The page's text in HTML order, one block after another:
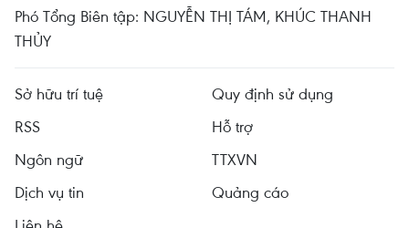
Phó Tổng Biên tập: NGUYỄN THỊ TÁM, KHÚC THANH
THỦY
Sở hữu trí tuệ
Quy định sử dụng
RSS
Hỗ trợ
Ngôn ngữ
TTXVN
Dịch vụ tin
Quảng cáo